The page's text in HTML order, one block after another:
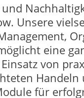
Unsere
eine
von
für